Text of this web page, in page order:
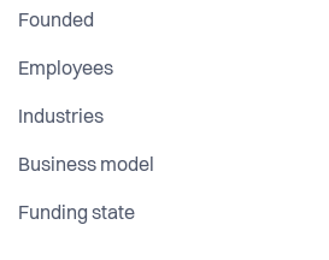
Founded
Employees
Industries
Business model
Funding state